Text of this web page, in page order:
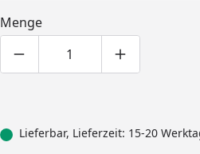
Menge
Produktmenge um eins
Produktmenge
Lieferbar, Lieferzeit: 15-20